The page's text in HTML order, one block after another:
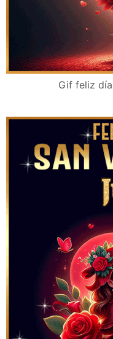
Gif feliz